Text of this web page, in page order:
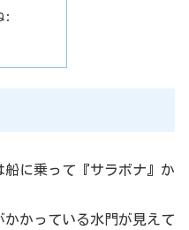
:
船に乗って『サラボナ』か
かっている水門が見えて